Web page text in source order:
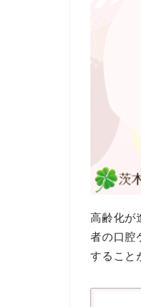
高齢化が
者の口腔
すること